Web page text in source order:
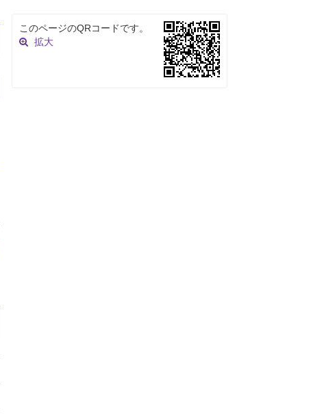
このページのQRコードです。
拡大